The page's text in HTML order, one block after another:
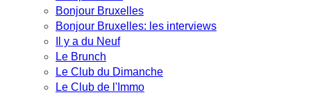
Bonjour Bruxelles
Bonjour Bruxelles: les interviews
Il y a du Neuf
Le Brunch
Le Club du Dimanche
Le Club de l'Immo